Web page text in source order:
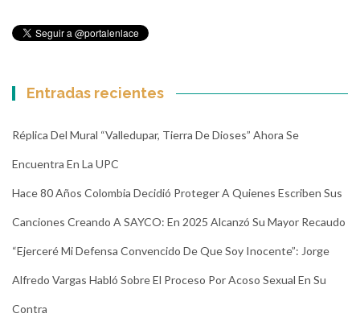
Entradas recientes
Réplica Del Mural “Valledupar, Tierra De Dioses” Ahora Se
Encuentra En La UPC
Hace 80 Años Colombia Decidió Proteger A Quienes Escriben Sus
Canciones Creando A SAYCO: En 2025 Alcanzó Su Mayor Recaudo
“Ejerceré Mi Defensa Convencido De Que Soy Inocente”: Jorge
Alfredo Vargas Habló Sobre El Proceso Por Acoso Sexual En Su
Contra